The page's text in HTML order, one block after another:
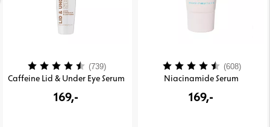
Caffeine Lid & Under Eye Serum
169,-
Karakter: (739) 4.1 av 5 mulige
Niacinamide Serum
169,-
Karakter: (608)